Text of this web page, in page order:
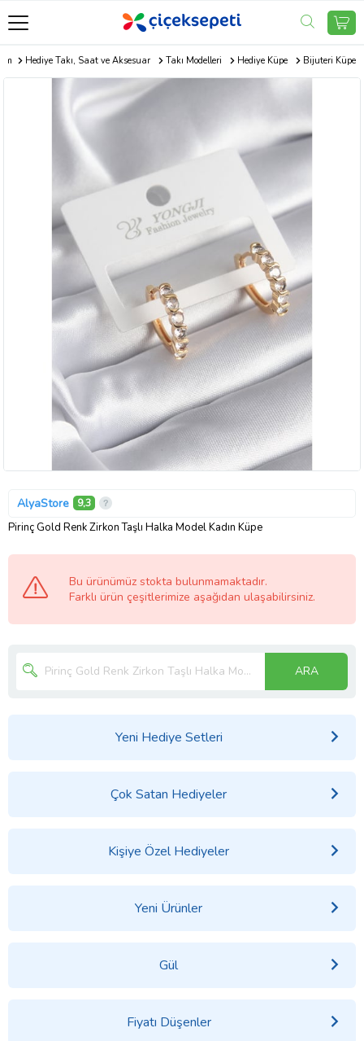
Hediye Takı, Saat ve Aksesuar Takı Modelleri Hediye Küpe Bijuteri Küpe
AlyaStore 9,3
Pirinç Gold Renk Zirkon Taşlı Halka Model Kadın Küpe
Bu ürünümüz stokta bulunmamaktadır.
Farklı ürün çeşitlerimize aşağıdan ulaşabilirsiniz.
ARA
Yeni Hediye Setleri
Çok Satan Hediyeler
Kişiye Özel Hediyeler
Yeni Ürünler
Gül
Fiyatı Düşenler